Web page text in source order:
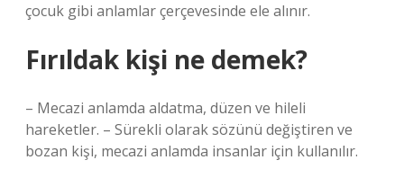
çocuk gibi anlamlar çerçevesinde ele alınır.
Fırıldak kişi ne demek?
– Mecazi anlamda aldatma, düzen ve hileli
hareketler. – Sürekli olarak sözünü değiştiren ve
bozan kişi, mecazi anlamda insanlar için kullanılır.